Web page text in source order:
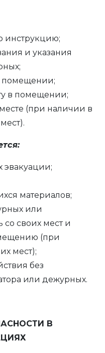
инструкцию;
и указания
помещении;
в помещении;
(при наличии в
эвакуации;
материалов;
или
со своих мест и
(при
мест);
без
или дежурных.
В